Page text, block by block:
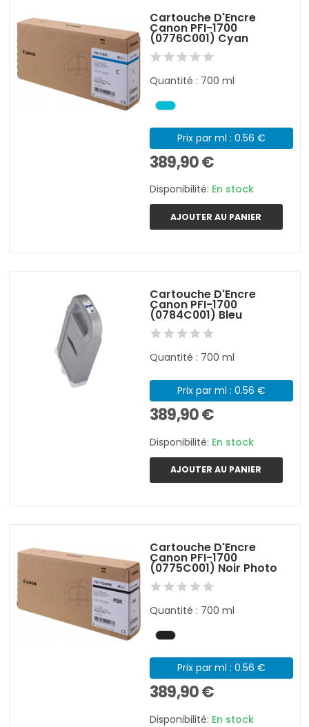
Cartouche D'Encre
Canon PFI-1700
(0776C001) Cyan
Quantité : 700 ml
Prix par ml : 0.56 €
389,90 €
Disponibilité: En stock
AJOUTER AU PANIER
Cartouche D'Encre
Canon PFI-1700
(0784C001) Bleu
Quantité : 700 ml
Prix par ml : 0.56 €
389,90 €
Disponibilité: En stock
AJOUTER AU PANIER
Cartouche D'Encre
Canon PFI-1700
(0775C001) Noir Photo
Quantité : 700 ml
Prix par ml : 0.56 €
389,90 €
Disponibilité: En stock